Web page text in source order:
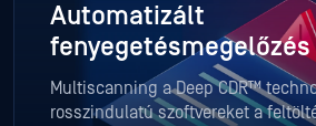
Automatizált
fenyegetésmegelőzés
Multiscanning a Deep CDR™
rosszindulatú szoftvereket a